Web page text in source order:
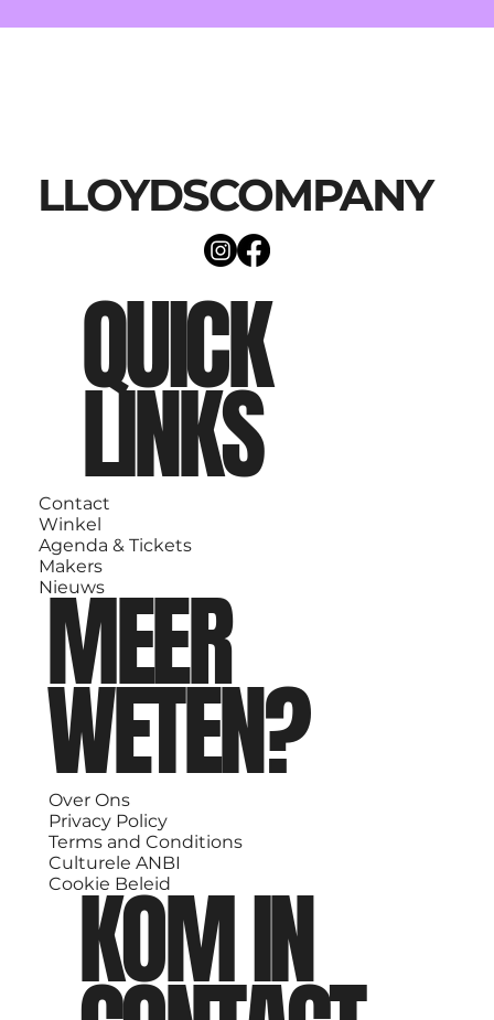
LLOYDSCOMPANY
QUICK
LINKS
Contact
Winkel
Agenda & Tickets
Makers
Nieuws
MEER
WETEN?
Over Ons
Privacy Policy
Terms and Conditions
Culturele ANBI
Cookie Beleid
KOM IN